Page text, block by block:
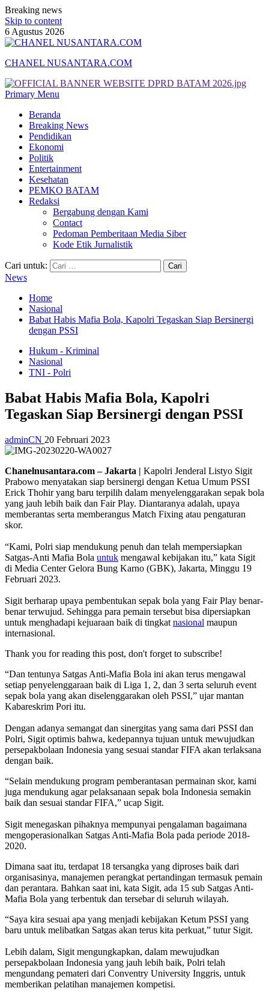
Breaking news
Skip to content
6 Agustus 2026
CHANEL NUSANTARA.COM
Primary Menu
Beranda
Breaking News
Pendidikan
Ekonomi
Politik
Entertainment
Kesehatan
PEMKO BATAM
Redaksi
Bergabung dengan Kami
Contact
Pedoman Pemberitaan Media Siber
Kode Etik Jurnalistik
Cari untuk:
News
Home
Nasional
Babat Habis Mafia Bola, Kapolri Tegaskan Siap Bersinergi
dengan PSSI
Hukum - Kriminal
Nasional
TNI - Polri
Babat Habis Mafia Bola, Kapolri
Tegaskan Siap Bersinergi dengan PSSI
adminCN 20 Februari 2023
Chanelnusantara.com – Jakarta | Kapolri Jenderal Listyo Sigit
Prabowo menyatakan siap bersinergi dengan Ketua Umum PSSI
Erick Thohir yang baru terpilih dalam menyelenggarakan sepak bola
yang jauh lebih baik dan Fair Play. Diantaranya adalah, upaya
memberantas serta memberangus Match Fixing atau pengaturan
skor.
“Kami, Polri siap mendukung penuh dan telah mempersiapkan
Satgas-Anti Mafia Bola untuk mengawal kebijakan itu,” kata Sigit
di Media Center Gelora Bung Karno (GBK), Jakarta, Minggu 19
Februari 2023.
Sigit berharap upaya pembentukan sepak bola yang Fair Play benar-
benar terwujud. Sehingga para pemain tersebut bisa dipersiapkan
untuk menghadapi kejuaraan baik di tingkat nasional maupun
internasional.
Thank you for reading this post, don't forget to subscribe!
“Dan tentunya Satgas Anti-Mafia Bola ini akan terus mengawal
setiap penyelenggaraan baik di Liga 1, 2, dan 3 serta seluruh event
sepak bola yang akan diselenggarakan oleh PSSI,” ujar mantan
Kabareskrim Pori itu.
Dengan adanya semangat dan sinergitas yang sama dari PSSI dan
Polri, Sigit optimis bahwa, kedepannya tujuan untuk mewujudkan
persepakbolaan Indonesia yang sesuai standar FIFA akan terlaksana
dengan baik.
“Selain mendukung program pemberantasan permainan skor, kami
juga mendukung agar pelaksanaan sepak bola Indonesia semakin
baik dan sesuai standar FIFA,” ucap Sigit.
Sigit menegaskan pihaknya mempunyai pengalaman bagaimana
mengoperasionalkan Satgas Anti-Mafia Bola pada periode 2018-
2020.
Dimana saat itu, terdapat 18 tersangka yang diproses baik dari
organisasinya, manajemen perangkat pertandingan termasuk pemain
dan perantara. Bahkan saat ini, kata Sigit, ada 15 sub Satgas Anti-
Mafia Bola yang terbentuk dan tersebar di seluruh wilayah.
“Saya kira sesuai apa yang menjadi kebijakan Ketum PSSI yang
baru untuk melibatkan Satgas akan terus kita perkuat,” tutur Sigit.
Lebih dalam, Sigit mengungkapkan, dalam mewujudkan
persepakbolaan Indonesia yang jauh lebih baik, Polri telah
mengundang pemateri dari Conventry University Inggris, untuk
memberikan pelatihan manajemen kompetisi.